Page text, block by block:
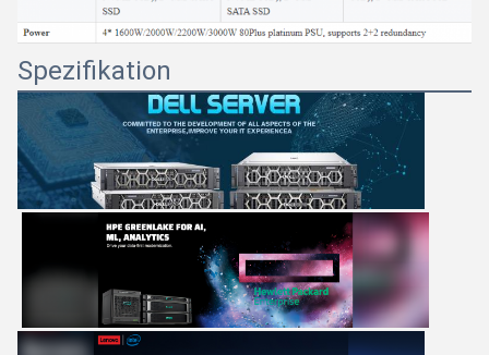
Spezifikation